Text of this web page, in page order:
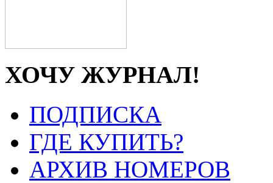
ХОЧУ ЖУРНАЛ!
ПОДПИСКА
ГДЕ КУПИТЬ?
АРХИВ НОМЕРОВ